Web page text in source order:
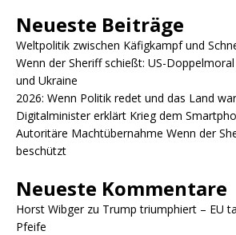
Neueste Beiträge
Weltpolitik zwischen Käfigkampf und
Wenn der Sheriff schießt: US-
und Ukraine
2026: Wenn Politik redet und das Land
Digitalminister erklärt Krieg dem
Autoritäre Machtübernahme Wenn der
beschützt
Neueste Kommentare
Horst Wibgerzu Trump triumphiert – EU
Pfeife